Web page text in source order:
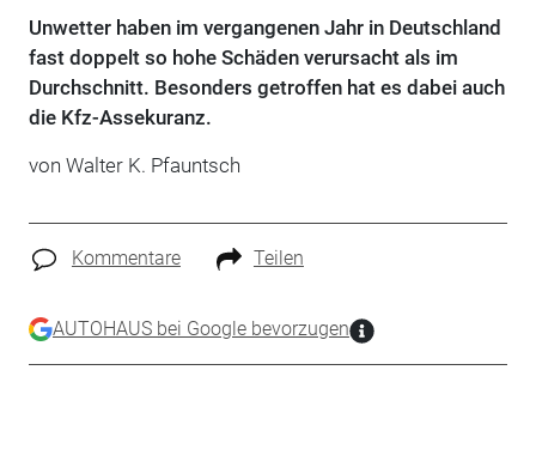
Unwetter haben im vergangenen Jahr in Deutschland
fast doppelt so hohe Schäden verursacht als im
Durchschnitt. Besonders getroffen hat es dabei auch
die Kfz-Assekuranz.
von Walter K. Pfauntsch
Kommentare Teilen
AUTOHAUS bei Google bevorzugen